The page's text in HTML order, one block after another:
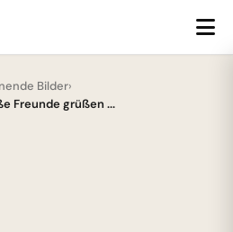
Bilder›
Freunde grüßen ...